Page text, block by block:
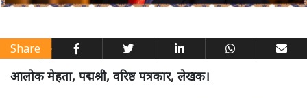
Share
आलोक मेहता, पद्मश्री, वरिष्ठ पत्रकार, लेखक।